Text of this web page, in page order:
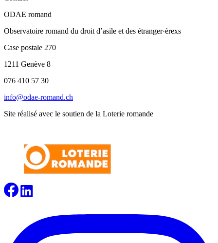
ODAE romand
Observatoire romand du droit d’asile et des étranger·èrexs
Case postale 270
1211 Genève 8
076 410 57 30
info@odae-romand.ch
Site réalisé avec le soutien de la Loterie romande